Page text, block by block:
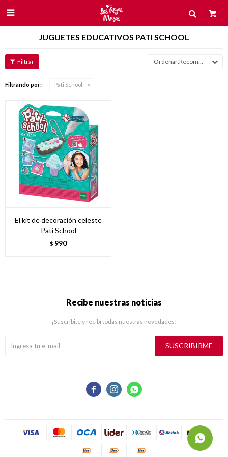

JUGUETES EDUCATIVOS PATI SCHOOL
Recomendados
Filtrando por: Pati School
El kit de decoración celeste
Pati School
$ 990
  
Recibe nuestras noticias
¡Suscribite y recibí todas nuestras novedades!
SUSCRIBIRME